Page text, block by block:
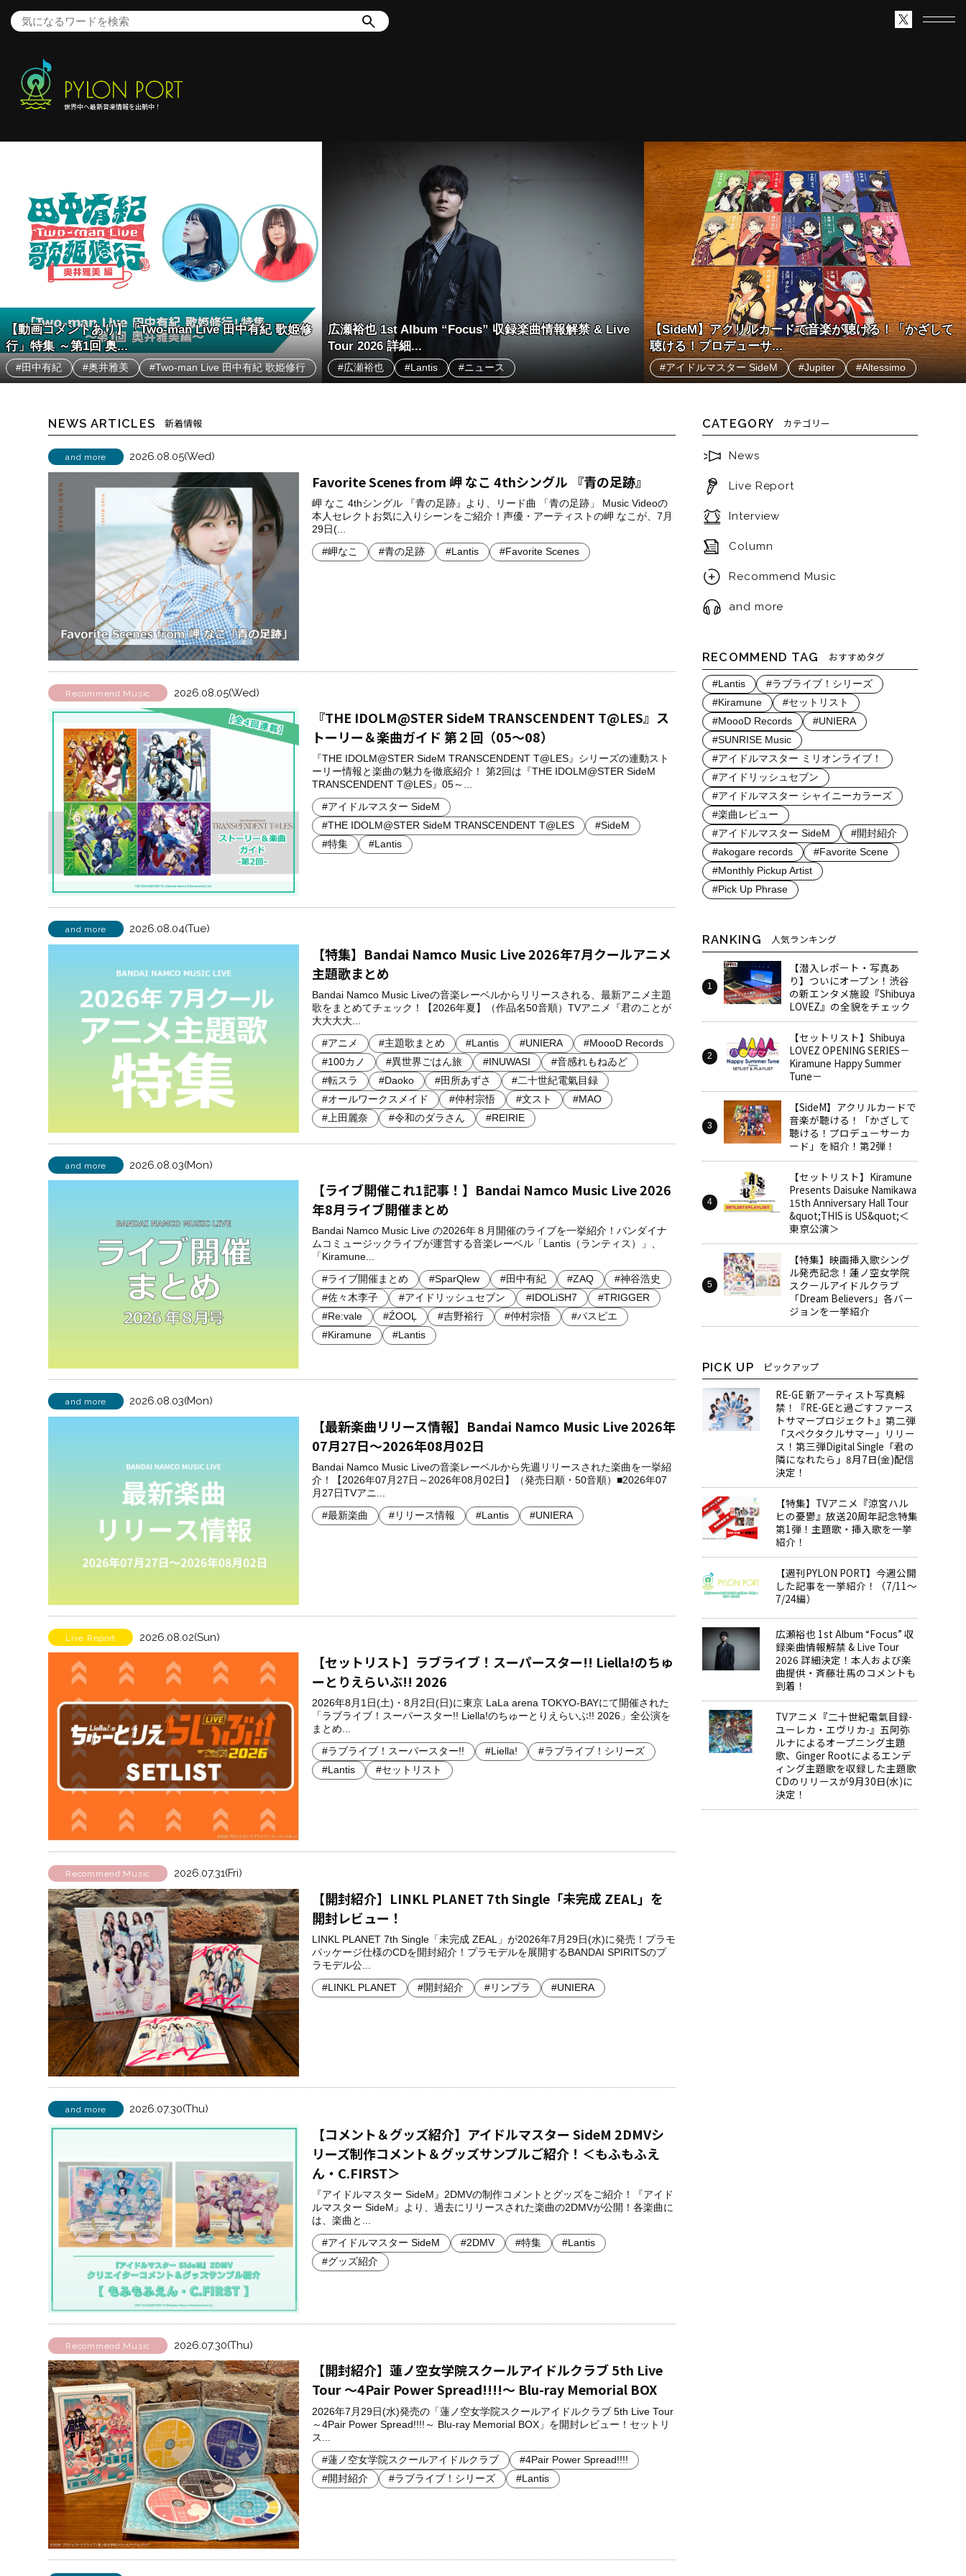
世界中へ最新音楽情報を出航中！
【動画コメントあり】「Two-man Live 田中有紀 歌姫修
行」特集 ～第1回 奥...
#田中有紀 #奥井雅美 #Two-man Live 田中有紀 歌姫修行
広瀬裕也 1st Album “Focus” 収録楽曲情報解禁 & Live
Tour 2026 詳細...
#広瀬裕也 #Lantis #ニュース
【SideM】アクリルカードで音楽が聴ける！「かざして
聴ける！プロデューサ...
#アイドルマスター SideM #Jupiter #Altessimo
NEWS ARTICLES 新着情報
and more 2026.08.05(Wed)
Favorite Scenes from 岬 なこ 4thシングル 『青の足跡』
岬 なこ 4thシングル 『青の足跡』より、リード曲 「青の足跡」 Music Videoの
本人セレクトお気に入りシーンをご紹介！声優・アーティストの岬 なこが、7月
29日(...
#岬なこ #青の足跡 #Lantis #Favorite Scenes
Recommend Music 2026.08.05(Wed)
『THE IDOLM@STER SideM TRANSCENDENT T@LES』ス
トーリー＆楽曲ガイド 第２回（05～08）
『THE IDOLM@STER SideM TRANSCENDENT T@LES』シリーズの連動スト
ーリー情報と楽曲の魅力を徹底紹介！ 第2回は『THE IDOLM@STER SideM
TRANSCENDENT T@LES』05～...
#アイドルマスター SideM
#THE IDOLM@STER SideM TRANSCENDENT T@LES
#SideM
#特集
#Lantis
and more 2026.08.04(Tue)
【特集】Bandai Namco Music Live 2026年7月クールアニメ
主題歌まとめ
Bandai Namco Music Liveの音楽レーベルからリリースされる、最新アニメ主題
歌をまとめてチェック！【2026年夏】（作品名50音順）TVアニメ『君のことが
大大大大...
#アニメ #主題歌まとめ #Lantis #UNIERA
#MoooD Records
#100カノ
#異世界ごはん旅 #INUWASI
#音感れもねゐど
#転スラ
#Daoko #田所あずさ
#二十世紀電氣目録
#オールワークスメイド
#仲村宗悟 #文スト
#MAO
#上田麗奈
#令和のダラさん #REIRIE
and more 2026.08.03(Mon)
【ライブ開催これ1記事！】Bandai Namco Music Live 2026
年8月ライブ開催まとめ
Bandai Namco Music Live の2026年８月開催のライブを一挙紹介！バンダイナ
ムコミュージックライブが運営する音楽レーベル「Lantis（ランティス）」、
「Kiramune...
#ライブ開催まとめ #SparQlew #田中有紀 #ZAQ
#神谷浩史
#佐々木李子
#アイドリッシュセブン #IDOLiSH7
#TRIGGER
#Re:vale
#ŹOOĻ #吉野裕行 #仲村宗悟
#パスピエ
#Kiramune
#Lantis
and more 2026.08.03(Mon)
【最新楽曲リリース情報】Bandai Namco Music Live 2026年
07月27日～2026年08月02日
Bandai Namco Music Liveの音楽レーベルから先週リリースされた楽曲を一挙紹
介！【2026年07月27日～2026年08月02日】（発売日順・50音順）■2026年07
月27日TVアニ...
#最新楽曲 #リリース情報 #Lantis #UNIERA
Live Report 2026.08.02(Sun)
【セットリスト】ラブライブ！スーパースター!! Liella!のちゅ
ーとりえらいぶ!! 2026
2026年8月1日(土)・8月2日(日)に東京 LaLa arena TOKYO-BAYにて開催された
「ラブライブ！スーパースター!! Liella!のちゅーとりえらいぶ!! 2026」全公演を
まとめ...
#ラブライブ！スーパースター!! #Liella!
#ラブライブ！シリーズ
#Lantis
#セットリスト
Recommend Music 2026.07.31(Fri)
【開封紹介】LINKL PLANET 7th Single「未完成 ZEAL」を
開封レビュー！
LINKL PLANET 7th Single「未完成 ZEAL」が2026年7月29日(水)に発売！プラモ
パッケージ仕様のCDを開封紹介！プラモデルを展開するBANDAI SPIRITSのプ
ラモデル公...
#LINKL PLANET #開封紹介 #リンプラ #UNIERA
and more 2026.07.30(Thu)
【コメント＆グッズ紹介】アイドルマスター SideM 2DMVシ
リーズ制作コメント＆グッズサンプルご紹介！＜もふもふえ
ん・C.FIRST＞
『アイドルマスター SideM』2DMVの制作コメントとグッズをご紹介！『アイド
ルマスター SideM』より、過去にリリースされた楽曲の2DMVが公開！各楽曲に
は、楽曲と...
#アイドルマスター SideM #2DMV #特集
#Lantis
#グッズ紹介
Recommend Music 2026.07.30(Thu)
【開封紹介】蓮ノ空女学院スクールアイドルクラブ 5th Live
Tour ～4Pair Power Spread!!!!～ Blu-ray Memorial BOX
2026年7月29日(水)発売の「蓮ノ空女学院スクールアイドルクラブ 5th Live Tour
～4Pair Power Spread!!!!～ Blu-ray Memorial BOX」を開封レビュー！セットリ
ス...
#蓮ノ空女学院スクールアイドルクラブ
#4Pair Power Spread!!!!
#開封紹介
#ラブライブ！シリーズ #Lantis
CATEGORY カテゴリー
News
Live Report
Interview
Column
Recommend Music
and more
RECOMMEND TAG おすすめタグ
#Lantis
#ラブライブ！シリーズ
#Kiramune
#セットリスト
#MoooD Records
#UNIERA
#SUNRISE Music
#アイドルマスター ミリオンライブ！
#アイドリッシュセブン
#アイドルマスター シャイニーカラーズ
#楽曲レビュー
#アイドルマスター SideM
#開封紹介
#akogare records
#Favorite Scene
#Monthly Pickup Artist
#Pick Up Phrase
RANKING 人気ランキング
【潜入レポート・写真あ
り】ついにオープン！渋谷
の新エンタメ施設『Shibuya
LOVEZ』の全貌をチェック
【セットリスト】Shibuya
LOVEZ OPENING SERIES－
Kiramune Happy Summer
Tune－
【SideM】アクリルカードで
音楽が聴ける！「かざして
聴ける！プロデューサーカ
ード」を紹介！第2弾！
【セットリスト】Kiramune
Presents Daisuke Namikawa
15th Anniversary Hall Tour
&quot;THIS is US&quot;＜
東京公演＞
【特集】映画挿入歌シング
ル発売記念！蓮ノ空女学院
スクールアイドルクラブ
「Dream Believers」各バー
ジョンを一挙紹介
PICK UP ピックアップ
RE-GE 新アーティスト写真解
禁！『RE-GEと過ごすファース
トサマープロジェクト』第二弾
「スペクタクルサマー」リリー
ス！第三弾Digital Single「君の
隣になれたら」8月7日(金)配信
決定！
【特集】TVアニメ『涼宮ハル
ヒの憂鬱』放送20周年記念特集
第1弾！主題歌・挿入歌を一挙
紹介！
【週刊PYLON PORT】今週公開
した記事を一挙紹介！（7/11～
7/24編）
広瀬裕也 1st Album “Focus” 収
録楽曲情報解禁 & Live Tour
2026 詳細決定！本人および楽
曲提供・斉藤壮馬のコメントも
到着！
TVアニメ『二十世紀電氣目録-
ユーレカ・エヴリカ-』五阿弥
ルナによるオープニング主題
歌、Ginger Rootによるエンデ
ィング主題歌を収録した主題歌
CDのリリースが9月30日(水)に
決定！